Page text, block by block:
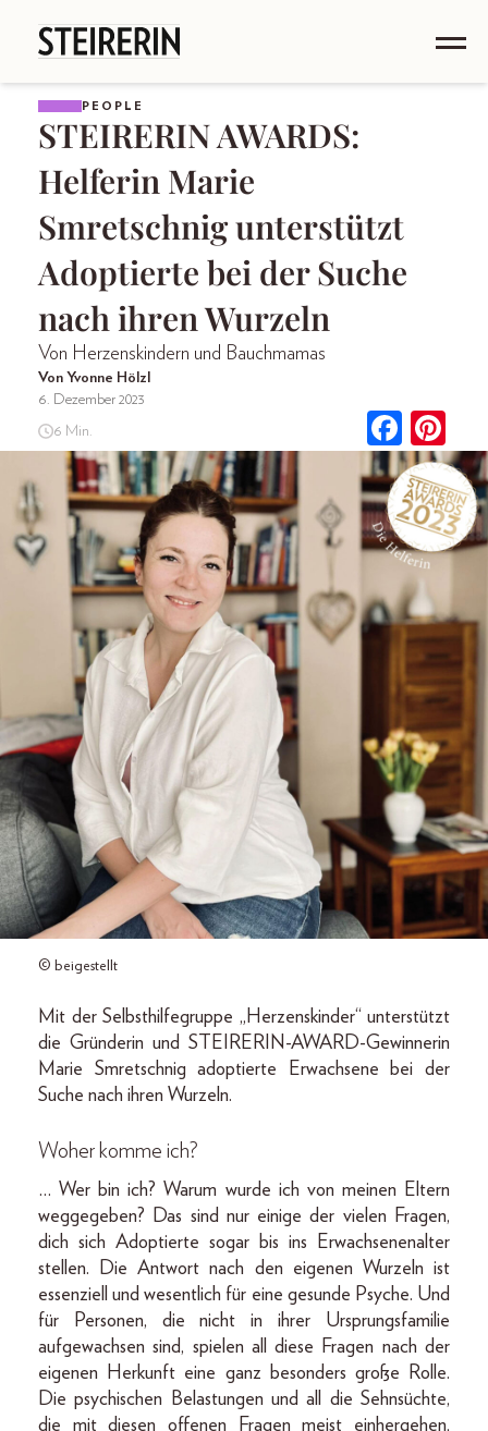
PEOPLE
STEIRERIN AWARDS:
Helferin Marie
Smretschnig unterstützt
Adoptierte bei der Suche
nach ihren Wurzeln
Von Herzenskindern und Bauchmamas
Von Yvonne Hölzl
6. Dezember 2023
6 Min.
© beigestellt
Mit der Selbsthilfegruppe „Herzenskinder“ unterstützt
die Gründerin und STEIRERIN-AWARD-Gewinnerin
Marie Smretschnig adoptierte Erwachsene bei der
Suche nach ihren Wurzeln.
Woher komme ich?
… Wer bin ich? Warum wurde ich von meinen Eltern
weggegeben? Das sind nur einige der vielen Fragen,
dich sich Adoptierte sogar bis ins Erwachsenenalter
stellen. Die Antwort nach den eigenen Wurzeln ist
essenziell und wesentlich für eine gesunde Psyche. Und
für Personen, die nicht in ihrer Ursprungsfamilie
aufgewachsen sind, spielen all diese Fragen nach der
eigenen Herkunft eine ganz besonders große Rolle.
Die psychischen Belastungen und all die Sehnsüchte,
die mit diesen offenen Fragen meist einhergehen,